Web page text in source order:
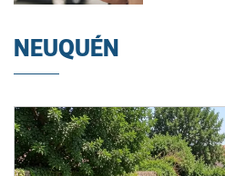
NEUQUÉN